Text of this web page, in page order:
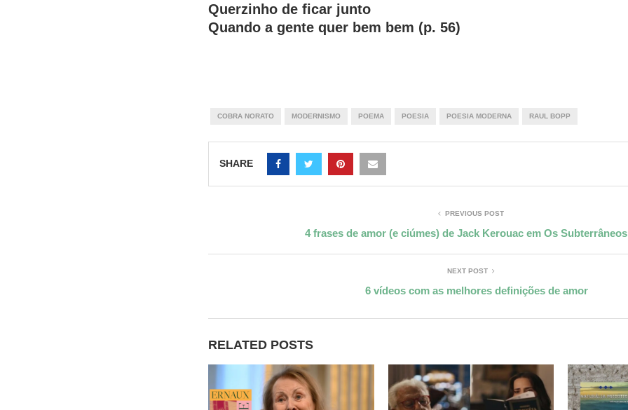
Querzinho de ficar junto
Quando a gente quer bem bem (p. 56)
COBRA NORATO MODERNISMO POEMA POESIA POESIA MODERNA RAUL BOPP
SHARE
PREVIOUS POST
4 frases de amor (e ciúmes) de Jack Kerouac em Os Subterrâneos
NEXT POST
6 vídeos com as melhores definições de amor
RELATED POSTS